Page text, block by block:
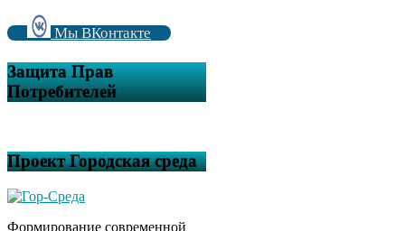
Мы ВКонтакте
Защита Прав
Потребителей
Проект Городская среда
Формирование современной